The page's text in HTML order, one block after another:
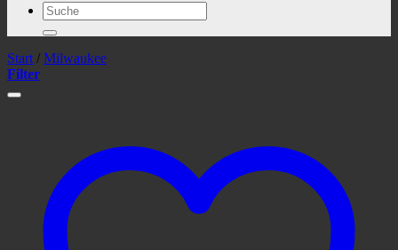
Suchen
nach:
Start / Milwaukee
Filter